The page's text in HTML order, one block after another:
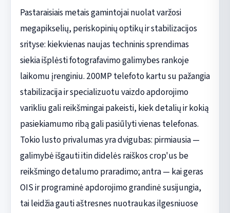
Pastaraisiais metais gamintojai nuolat varžosi
megapikselių, periskopinių optikų ir stabilizacijos
srityse: kiekvienas naujas techninis sprendimas
siekia išplėsti fotografavimo galimybes rankoje
laikomu įrenginiu. 200MP telefoto kartu su pažangia
stabilizacija ir specializuotu vaizdo apdorojimo
varikliu gali reikšmingai pakeisti, kiek detalių ir kokią
pasiekiamumo ribą gali pasiūlyti vienas telefonas.
Tokio lusto privalumas yra dvigubas: pirmiausia —
galimybė išgauti itin didelės raiškos crop'us be
reikšmingo detalumo praradimo; antra — kai geras
OIS ir programinė apdorojimo grandinė susijungia,
tai leidžia gauti aštresnes nuotraukas ilgesniuose